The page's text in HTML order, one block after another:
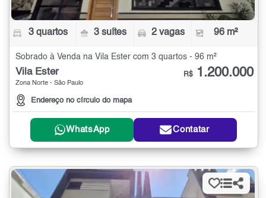
3 quartos 3 suítes 2 vagas 96 m²
Sobrado à Venda na Vila Ester com 3 quartos - 96 m²
Vila Ester
Zona Norte - São Paulo
Endereço no círculo do mapa
R$ 1.200.000
WhatsApp Contatar